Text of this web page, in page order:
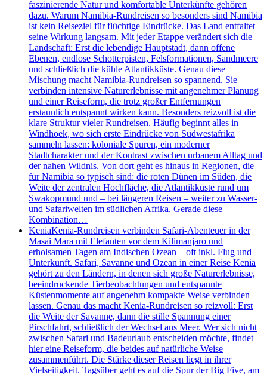
faszinierende Natur und komfortable Unterkünfte gehören
dazu. Warum Namibia-Rundreisen so besonders sind Namibia
ist kein Reiseziel für flüchtige Eindrücke. Das Land entfaltet
seine Wirkung langsam. Mit jeder Etappe verändert sich die
Landschaft: Erst die lebendige Hauptstadt, dann offene
Ebenen, endlose Schotterpisten, Felsformationen, Sandmeere
und schließlich die kühle Atlantikküste. Genau diese
Mischung macht Namibia-Rundreisen so spannend. Sie
verbinden intensive Naturerlebnisse mit angenehmer Planung
und einer Reiseform, die trotz großer Entfernungen
erstaunlich entspannt wirken kann. Besonders reizvoll ist die
klare Struktur vieler Rundreisen. Häufig beginnt alles in
Windhoek, wo sich erste Eindrücke von Südwestafrika
sammeln lassen: koloniale Spuren, ein moderner
Stadtcharakter und der Kontrast zwischen urbanem Alltag und
der nahen Wildnis. Von dort geht es hinaus in Regionen, die
für Namibia so typisch sind: die roten Dünen im Süden, die
Weite der zentralen Hochfläche, die Atlantikküste rund um
Swakopmund und – bei längeren Reisen – weiter zu Wasser-
und Safariwelten im südlichen Afrika. Gerade diese
Kombination…
KeniaKenia-Rundreisen verbinden Safari-Abenteuer in der
Masai Mara mit Elefanten vor dem Kilimanjaro und
erholsamen Tagen am Indischen Ozean – oft inkl. Flug und
Unterkunft. Safari, Savanne und Ozean in einer Reise Kenia
gehört zu den Ländern, in denen sich große Naturerlebnisse,
beeindruckende Tierbeobachtungen und entspannte
Küstenmomente auf angenehm kompakte Weise verbinden
lassen. Genau das macht Kenia-Rundreisen so reizvoll: Erst
die Weite der Savanne, dann die stille Spannung einer
Pirschfahrt, schließlich der Wechsel ans Meer. Wer sich nicht
zwischen Safari und Badeurlaub entscheiden möchte, findet
hier eine Reiseform, die beides auf natürliche Weise
zusammenführt. Die Stärke dieser Reisen liegt in ihrer
Vielseitigkeit. Tagsüber geht es auf die Spur der Big Five, am